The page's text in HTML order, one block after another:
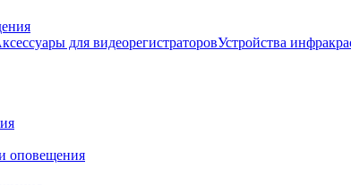
для видеорегистраторовУстройства
оповещения